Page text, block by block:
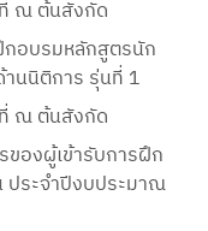
ณ ต้นสังกัด
กอบรมหลักสูตรนัก
นนิติการ รุ่นที่ 1
ณ ต้นสังกัด
องผู้เข้ารับการฝึก
ระจำปีงบประมาณ